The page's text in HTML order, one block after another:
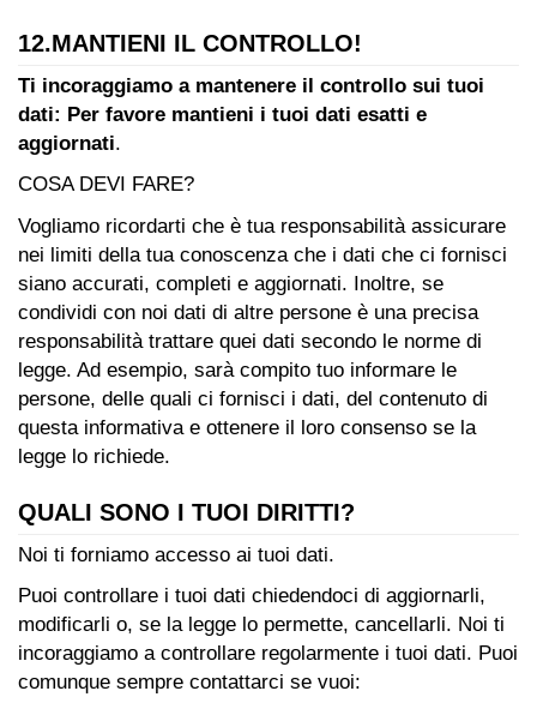
12.MANTIENI IL CONTROLLO!
Ti incoraggiamo a mantenere il controllo sui tuoi
dati: Per favore mantieni i tuoi dati esatti e
aggiornati.
COSA DEVI FARE?
Vogliamo ricordarti che è tua responsabilità assicurare
nei limiti della tua conoscenza che i dati che ci fornisci
siano accurati, completi e aggiornati. Inoltre, se
condividi con noi dati di altre persone è una precisa
responsabilità trattare quei dati secondo le norme di
legge. Ad esempio, sarà compito tuo informare le
persone, delle quali ci fornisci i dati, del contenuto di
questa informativa e ottenere il loro consenso se la
legge lo richiede.
QUALI SONO I TUOI DIRITTI?
Noi ti forniamo accesso ai tuoi dati.
Puoi controllare i tuoi dati chiedendoci di aggiornarli,
modificarli o, se la legge lo permette, cancellarli. Noi ti
incoraggiamo a controllare regolarmente i tuoi dati. Puoi
comunque sempre contattarci se vuoi: